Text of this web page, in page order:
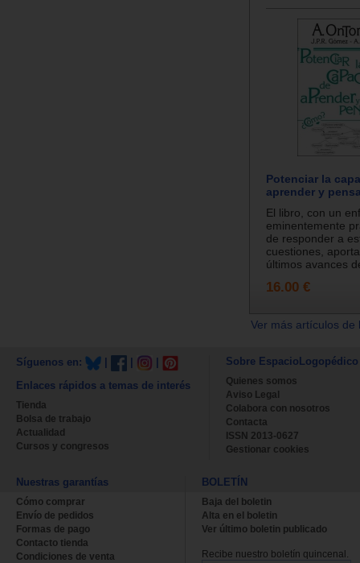
Potenciar la
aprender y
El libro, con un
eminentemente
de responder a
cuestiones,
últimos avances
16.00 €
Ver más artículos
Síguenos en:
Enlaces rápidos a temas de interés
Tienda
Bolsa de trabajo
Actualidad
Cursos y congresos
Sobre EspacioLogopédico
Quienes somos
Aviso Legal
Colabora con nosotros
Contacta
ISSN 2013-0627
Gestionar cookies
Nuestras garantías
Cómo comprar
Envío de pedidos
Formas de pago
Contacto tienda
Condiciones de venta
BOLETÍN
Baja del boletin
Alta en el boletin
Ver último boletin publicado
Recibe nuestro boletín quincenal.